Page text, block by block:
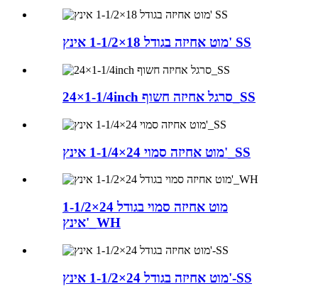
מוט אחיזה בגודל 18×1-1/2 אינץ' SS
24×1-1/4inch סרגל אחיזה חשוף_SS
מוט אחיזה סמוי 24×1-1/4 אינץ'_SS
מוט אחיזה סמוי בגודל 24×1-1/2
אינץ'_WH
מוט אחיזה בגודל 24×1-1/2 אינץ'-SS